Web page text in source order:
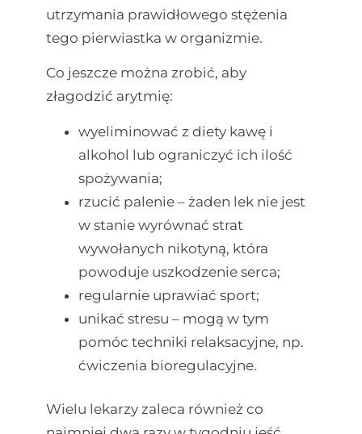
utrzymania prawidłowego stężenia
tego pierwiastka w organizmie.
Co jeszcze można zrobić, aby
złagodzić arytmię:
wyeliminować z diety kawę i
alkohol lub ograniczyć ich ilość
spożywania;
rzucić palenie – żaden lek nie jest
w stanie wyrównać strat
wywołanych nikotyną, która
powoduje uszkodzenie serca;
regularnie uprawiać sport;
unikać stresu – mogą w tym
pomóc techniki relaksacyjne, np.
ćwiczenia bioregulacyjne.
Wielu lekarzy zaleca również co